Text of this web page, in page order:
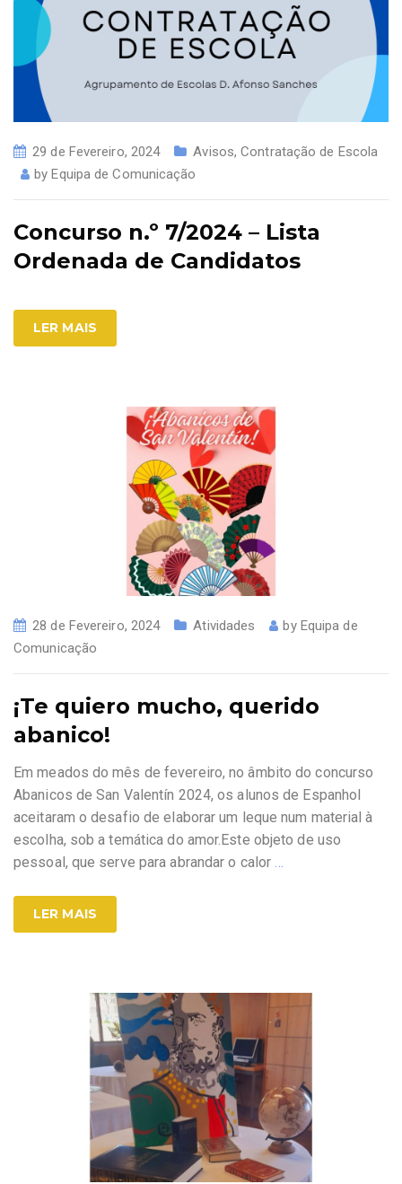
29 de Fevereiro, 2024 Avisos,Contratação de Escola
byEquipa de Comunicação
Concurso n.º 7/2024 – Lista
Ordenada de Candidatos
LER MAIS
28 de Fevereiro, 2024 Atividades by Equipa de
Comunicação
¡Te quiero mucho, querido
abanico!
Em meados do mês de fevereiro, no âmbito do concurso
Abanicos de San Valentín 2024, os alunos de Espanhol
aceitaram o desafio de elaborar um leque num material à
escolha, sob a temática do amor.Este objeto de uso
pessoal, que serve para abrandar o calor…
LER MAIS